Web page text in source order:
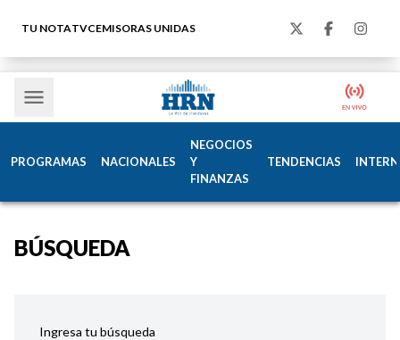
TU NOTATVCEMISORAS UNIDAS
PROGRAMAS NACIONALES
NEGOCIOS
Y
FINANZAS
TENDENCIAS
BÚSQUEDA
Ingresa tu búsqueda